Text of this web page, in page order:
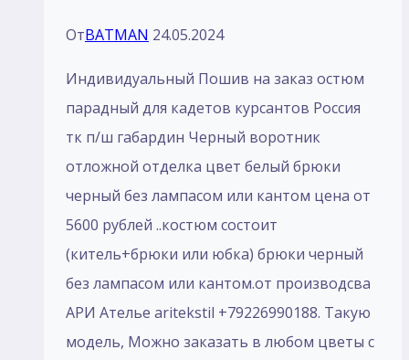
ОтBATMAN 24.05.2024
Индивидуальный Пошив на заказ остюм
парадный для кадетов курсантов Россия
тк п/ш габардин Черный воротник
отложной отделка цвет белый брюки
черный без лaмпасом или кантом цена от
5600 рублей ..костюм состоит
(китель+брюки или юбка) брюки черный
без лaмпасом или кантом.от производсва
АРИ Ателье aritekstil +79226990188. Такую
модель, Mожно заказать в любом цветы с